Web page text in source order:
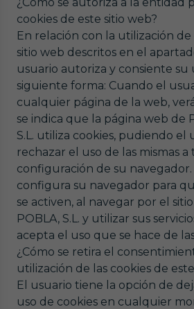
cookies de este sitio web?
En relación con la utilización de
sitio web descritos en el
usuario autoriza y consiente su
siguiente forma: Cuando el
cualquier página de la web,
se indica que la página web de
S.L. utiliza cookies, pudiendo el
rechazar el uso de las mismas a
configuración de su navegador.
configura su navegador para
se activen, al navegar por el
POBLA, S.L. y utilizar sus
acepta el uso que se hace de
¿Cómo se retira el
utilización de las cookies de
El usuario tiene la opción de
uso de cookies en cualquier